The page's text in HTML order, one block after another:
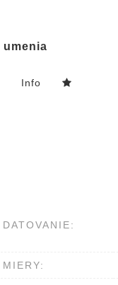
umenia
Info
DATOVANIE:
MIERY: